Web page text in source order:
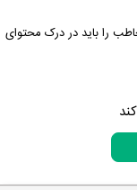
را باید در درک محتوای